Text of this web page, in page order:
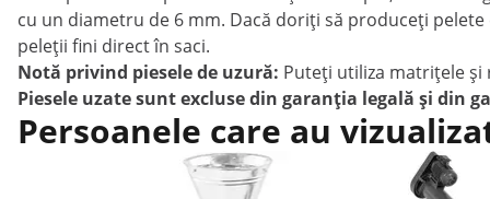
cu un diametru de 6 mm. Dacă doriți să produceți
peleții fini direct în saci.
Notă privind piesele de uzură: Puteți utiliza matrițele și
Piesele uzate sunt excluse din garanția legală și din
Persoanele care au